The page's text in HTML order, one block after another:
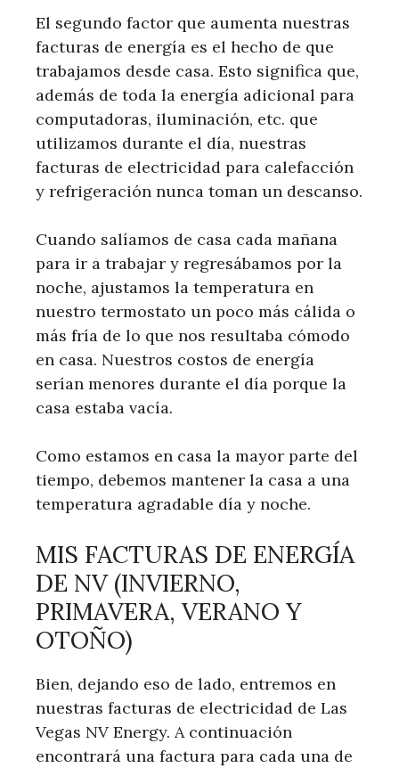
El segundo factor que aumenta nuestras
facturas de energía es el hecho de que
trabajamos desde casa. Esto significa que,
además de toda la energía adicional para
computadoras, iluminación, etc. que
utilizamos durante el día, nuestras
facturas de electricidad para calefacción
y refrigeración nunca toman un descanso.
Cuando salíamos de casa cada mañana
para ir a trabajar y regresábamos por la
noche, ajustamos la temperatura en
nuestro termostato un poco más cálida o
más fría de lo que nos resultaba cómodo
en casa. Nuestros costos de energía
serían menores durante el día porque la
casa estaba vacía.
Como estamos en casa la mayor parte del
tiempo, debemos mantener la casa a una
temperatura agradable día y noche.
MIS FACTURAS DE ENERGÍA
DE NV (INVIERNO,
PRIMAVERA, VERANO Y
OTOÑO)
Bien, dejando eso de lado, entremos en
nuestras facturas de electricidad de Las
Vegas NV Energy. A continuación
encontrará una factura para cada una de